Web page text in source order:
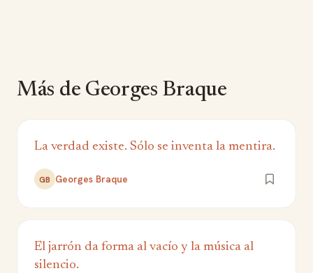
Más de Georges Braque
La verdad existe. Sólo se inventa la mentira.
GB Georges Braque
El jarrón da forma al vacío y la música al
silencio.